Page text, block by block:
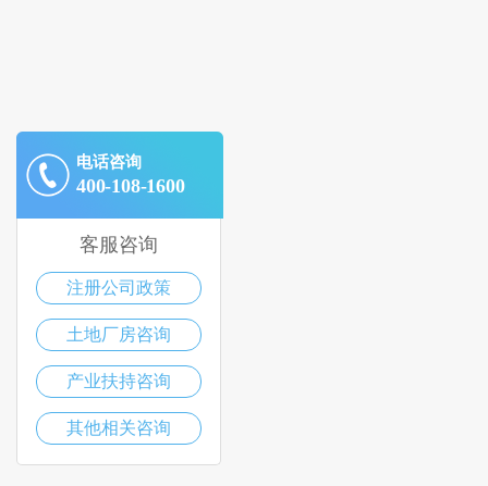
电话咨询
400-108-1600
客服咨询
注册公司政策
土地厂房咨询
产业扶持咨询
其他相关咨询